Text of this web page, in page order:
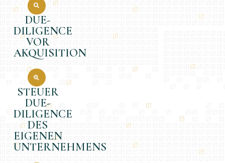
DUE-
DILIGENCE
VOR
AKQUISITION
STEUER
DUE-
DILIGENCE
DES
EIGENEN
UNTERNEHMENS